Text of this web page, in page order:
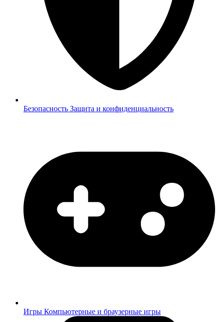
Безопасность Защита и конфиденциальность
Игры Компьютерные и браузерные игры